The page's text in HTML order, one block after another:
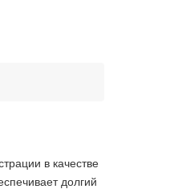
в качестве
долгий